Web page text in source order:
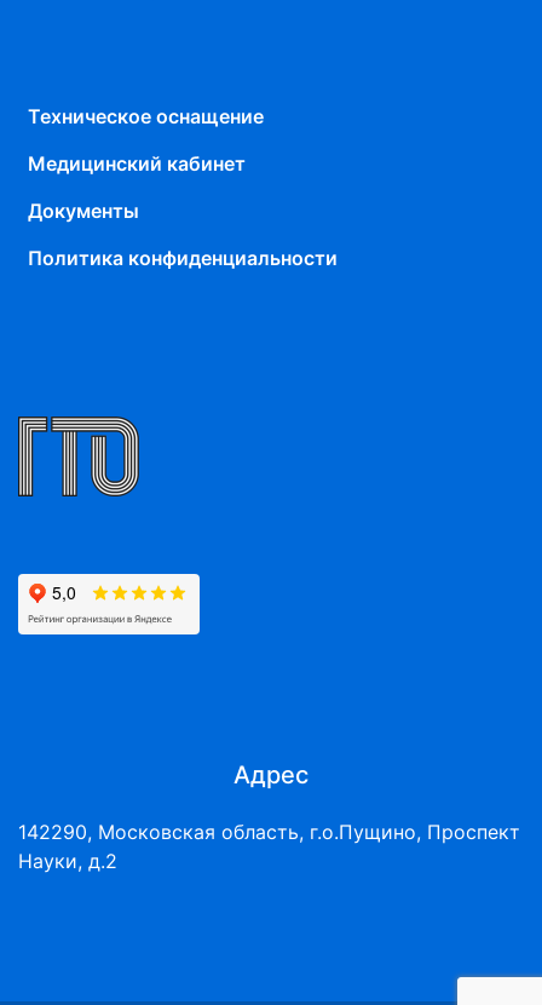
Техническое оснащение
Медицинский кабинет
Документы
Политика конфиденциальности
Адрес
142290, Московская область, г.о.Пущино, Проспект
Науки, д.2